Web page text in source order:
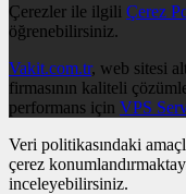
Çerezler ile ilgili Çerez
öğrenebilirsiniz.
Vakit.com.tr, web sitesi
firmasının kaliteli
performans için VPS
Veri politikasındaki
çerez
inceleyebilirsiniz.